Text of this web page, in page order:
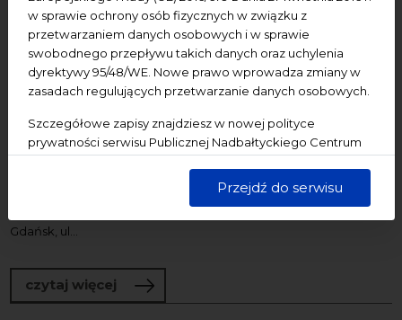
w sprawie ochrony osób fizycznych w związku z
przetwarzaniem danych osobowych i w sprawie
swobodnego przepływu takich danych oraz uchylenia
dyrektywy 95/48/WE. Nowe prawo wprowadza zmiany w
zasadach regulujących przetwarzanie danych osobowych.
Szczegółowe zapisy znajdziesz w nowej polityce
prywatności serwisu Publicznej Nadbałtyckiego Centrum
dane są przetwarzane w sposób bezpieczny, z należytą
starannością i zgodnie z obowiązującymi przepisami.
Przejdź do serwisu
22/09/2026
wydarzenia bezpłatne wydarzenie dostępne
NCK – Centrum św. Jana
Bałtyk Movie: „Wpatrując się w słońce”
| pokaz filmu
🎬 „Wpatrując się w słońce” , reż. Mascha Schilinski , 2025, 149 min
Prelegentka: Marta Maciejewska Termin: 22 września 2026,
Gdańsk, ul...
czytaj więcej o Bałtyk Movie: „Wpatrując się w